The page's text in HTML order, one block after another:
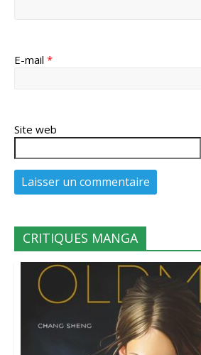
E-mail *
Site web
CRITIQUES MANGA